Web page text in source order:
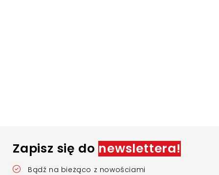
Zapisz się do newslettera!
Bądź na bieżąco z nowościami